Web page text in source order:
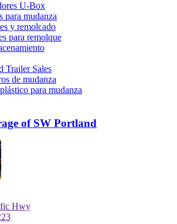
U-Box
para mudanza
y remolcado
para remolque
Trailer Sales
de mudanza
para mudanza
of SW Portland
Hwy